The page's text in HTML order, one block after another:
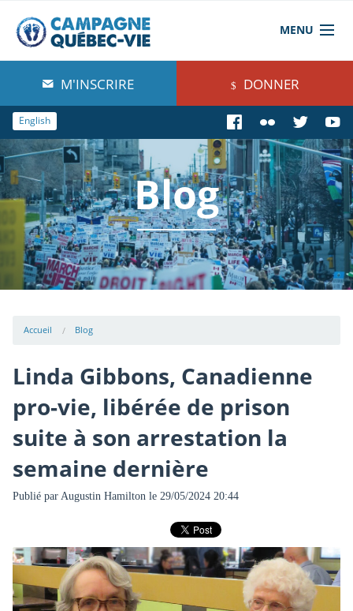
MENU
À propos de nous
Blog
Comprendre
Agir
Boutique
M'INSCRIRE DONNER
English
Blog
Accueil Blog
Linda Gibbons, Canadienne
pro-vie, libérée de prison
suite à son arrestation la
semaine dernière
Publié par Augustin Hamilton le 29/05/2024 20:44